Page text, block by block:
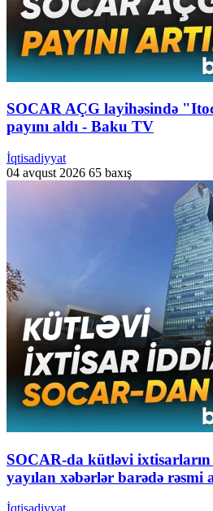
SOCAR AÇG layihəsində
payını aldı - Baku TV
İqtisadiyyat
04 avqust 2026 65 baxış
SOCAR-da kütləvi ixtisarların
yayılan xəbərlər barədə rəsmi